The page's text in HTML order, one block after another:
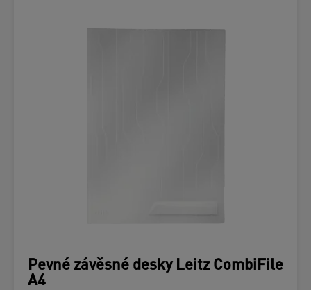
Pevné závěsné desky Leitz CombiFile
A4